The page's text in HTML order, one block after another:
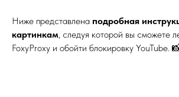
Ниже представлена подробная
картинкам, следуя которой вы сможете
FoxyProxy и обойти блокировку YouTube.